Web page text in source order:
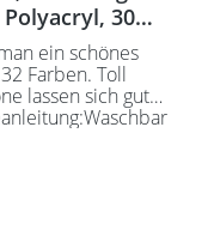
30%
ein schönes
Farben. Toll
lassen sich gut
/